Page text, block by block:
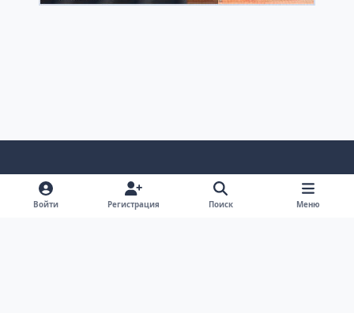
Светлый режим
Темный режим
Системные предпочтения
v
Войти Регистрация Поиск Меню